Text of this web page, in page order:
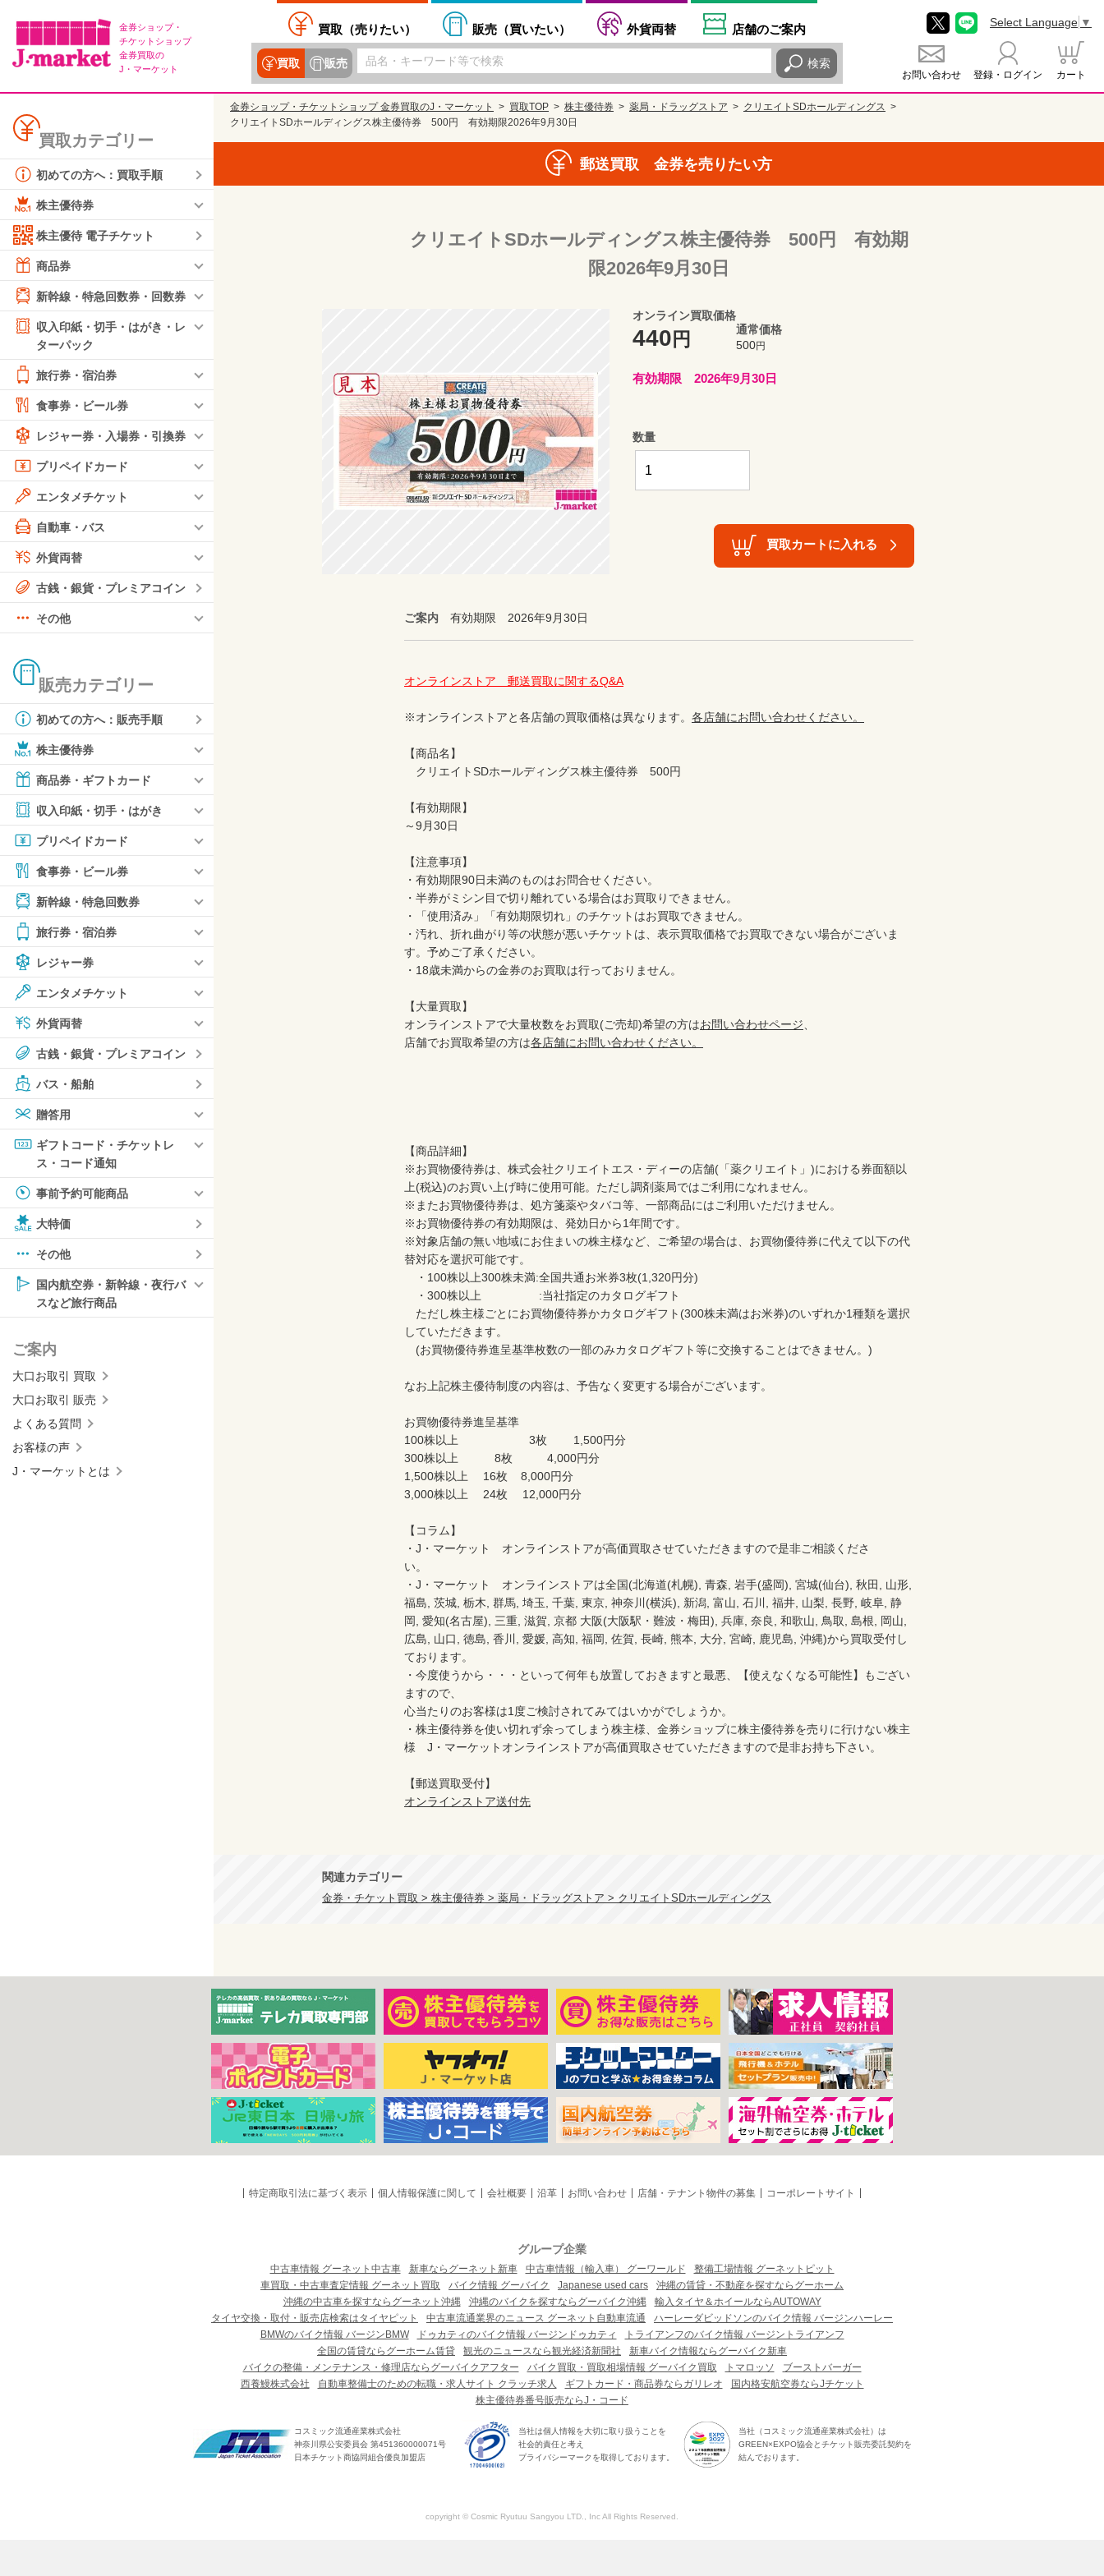
金券ショップ・
チケットショップ
金券買取の
J・マーケット
買取（売りたい） 販売（買いたい） 外貨両替 店舗のご案内
買取 販売 検索
お問い合わせ 登録・ログイン カート
Select Language ▼
買取カテゴリー
初めての方へ：買取手順
株主優待券
株主優待 電子チケット
商品券
新幹線・特急回数券・回数券
収入印紙・切手・はがき・レ
ターパック
旅行券・宿泊券
食事券・ビール券
レジャー券・入場券・引換券
プリペイドカード
エンタメチケット
自動車・バス
外貨両替
古銭・銀貨・プレミアコイン
その他
販売カテゴリー
初めての方へ：販売手順
株主優待券
商品券・ギフトカード
収入印紙・切手・はがき
プリペイドカード
食事券・ビール券
新幹線・特急回数券
旅行券・宿泊券
レジャー券
エンタメチケット
外貨両替
古銭・銀貨・プレミアコイン
バス・船舶
贈答用
ギフトコード・チケットレ
ス・コード通知
事前予約可能商品
大特価
その他
国内航空券・新幹線・夜行バ
スなど旅行商品
ご案内
大口お取引 買取
大口お取引 販売
よくある質問
お客様の声
J・マーケットとは
金券ショップ・チケットショップ 金券買取のJ・マーケット 買取TOP 株主優待券 薬局・ドラッグストア
クリエイトSDホールディングス
クリエイトSDホールディングス株主優待券 500円 有効期限2026年9月30日
郵送買取 金券を売りたい方
クリエイトSDホールディングス株主優待券 500円 有効期
限2026年9月30日
オンライン買取価格
440 円
通常価格
500円
有効期限 2026年9月30日
数量
買取カートに入れる
ご案内 有効期限 2026年9月30日
オンラインストア　郵送買取に関するQ&A
※オンラインストアと各店舗の買取価格は異なります。 各店舗にお問い合わせください。
【商品名】
クリエイトSDホールディングス株主優待券　500円
【有効期限】
～9月30日
【注意事項】
・有効期限90日未満のものはお問合せください。
・半券がミシン目で切り離れている場合はお買取りできません。
・「使用済み」「有効期限切れ」のチケットはお買取できません。
・汚れ、折れ曲がり等の状態が悪いチケットは、表示買取価格でお買取できない場合がございま
す。予めご了承ください。
・18歳未満からの金券のお買取は行っておりません。
【大量買取】
オンラインストアで大量枚数をお買取(ご売却)希望の方はお問い合わせページ
店舗でお買取希望の方は各店舗にお問い合わせください。
【商品詳細】
※お買物優待券は、株式会社クリエイトエス・ディーの店舗(「薬クリエイト」)における券面額以
上(税込)のお買い上げ時に使用可能。ただし調剤薬局ではご利用になれません。
※またお買物優待券は、処方箋薬やタバコ等、一部商品にはご利用いただけません。
※お買物優待券の有効期限は、発効日から1年間です。
※対象店舗の無い地域にお住まいの株主様など、ご希望の場合は、お買物優待券に代えて以下の代
替対応を選択可能です。
・100株以上300株未満:全国共通お米券3枚(1,320円分)
・300株以上　　　　　:当社指定のカタログギフト
ただし株主様ごとにお買物優待券かカタログギフト(300株未満はお米券)のいずれか1種類を選択
していただきます。
(お買物優待券進呈基準枚数の一部のみカタログギフト等に交換することはできません。)
なお上記株主優待制度の内容は、予告なく変更する場合がございます。
お買物優待券進呈基準
100株以上	　　　　3枚	　1,500円分
300株以上　　	　8枚	　4,000円分
1,500株以上	16枚	　8,000円分
3,000株以上 	24枚 　12,000円分
【コラム】
・J・マーケット　オンラインストアが高価買取させていただきますので是非ご相談くださ
い。
・J・マーケット　オンラインストアは全国(北海道(札幌), 青森, 岩手(盛岡), 宮城(仙台), 秋田, 山形,
福島, 茨城, 栃木, 群馬, 埼玉, 千葉, 東京, 神奈川(横浜), 新潟, 富山, 石川, 福井, 山梨, 長野, 岐阜, 静
岡, 愛知(名古屋), 三重, 滋賀, 京都 大阪(大阪駅・難波・梅田), 兵庫, 奈良, 和歌山, 鳥取, 島根, 岡山,
広島, 山口, 徳島, 香川, 愛媛, 高知, 福岡, 佐賀, 長崎, 熊本, 大分, 宮崎, 鹿児島, 沖縄)から買取受付し
ております。
・今度使うから・・・といって何年も放置しておきますと最悪、【使えなくなる可能性】もござい
ますので、
心当たりのお客様は1度ご検討されてみてはいかがでしょうか。
・株主優待券を使い切れず余ってしまう株主様、金券ショップに株主優待券を売りに行けない株主
様　J・マーケットオンラインストアが高価買取させていただきますので是非お持ち下さい。
オンラインストア送付先
関連カテゴリー
金券・チケット買取 > 株主優待券 > 薬局・ドラッグストア > クリエイトSDホールディングス
特定商取引法に基づく表示 個人情報保護に関して 会社概要 沿革 お問い合わせ 店舗・テナント物件の募集 コーポレートサイト
グループ企業
中古車情報 グーネット中古車 新車ならグーネット新車 中古車情報（輸入車） グーワールド
整備工場情報 グーネットピット
車買取・中古車査定情報 グーネット買取
バイク情報 グーバイク Japanese used cars
沖縄の賃貸・不動産を探すならグーホーム
沖縄の中古車を探すならグーネット沖縄
沖縄のバイクを探すならグーバイク沖縄
輸入タイヤ＆ホイールならAUTOWAY
タイヤ交換・取付・販売店検索はタイヤピット
中古車流通業界のニュース グーネット自動車流通
ハーレーダビッドソンのバイク情報 バージンハーレー
BMWのバイク情報 バージンBMW
ドゥカティのバイク情報 バージンドゥカティ
トライアンフのバイク情報 バージントライアンフ
全国の賃貸ならグーホーム賃貸
観光のニュースなら観光経済新聞社
新車バイク情報ならグーバイク新車
バイクの整備・メンテナンス・修理店ならグーバイクアフター
バイク買取・買取相場情報 グーバイク買取 トマロッソ
ブーストバーガー
西養鰻株式会社
自動車整備士のための転職・求人サイト クラッチ求人 ギフトカード・商品券ならガリレオ
国内格安航空券ならJチケット
株主優待券番号販売ならJ・コード
コスミック流通産業株式会社
神奈川県公安委員会 第451360000071号
日本チケット商協同組合優良加盟店
当社は個人情報を大切に取り扱うことを
社会的責任と考え
プライバシーマークを取得しております。
当社（コスミック流通産業株式会社）は
GREEN×EXPO協会とチケット販売委託契約を
結んでおります。
copyright © Cosmic Ryutuu Sangyou LTD., Inc All Rights Reserved.